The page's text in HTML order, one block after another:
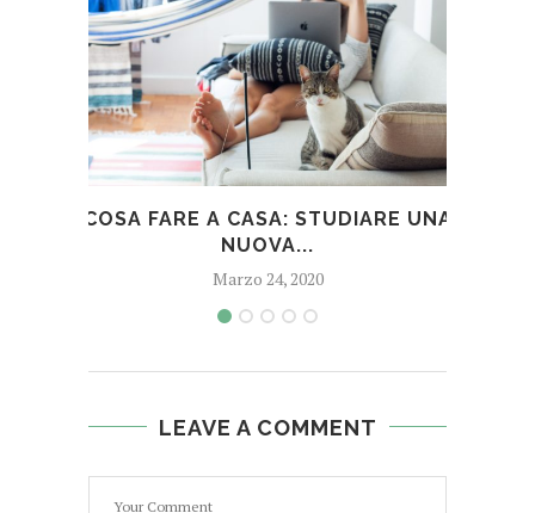
COSA FARE A CASA: STUDIARE UNA
NUOVA...
Marzo 24, 2020
LEAVE A COMMENT